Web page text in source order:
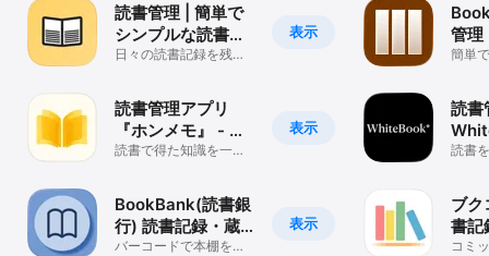
表示
読書管理 | 簡単で
シンプルな読書メ
モ！
日々の読書記録を残そ
表示
読書管理アプリ
『ホンメモ』 - 本
棚/読書記録/本管
読書で得た知識を一生
表示
BookBank(読書銀
行) 読書記録・蔵
書管理
バーコードで本棚を登
管理
簡単
読書
読書
ブ
書記
コミ